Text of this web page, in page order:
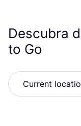
Descubra
to Go